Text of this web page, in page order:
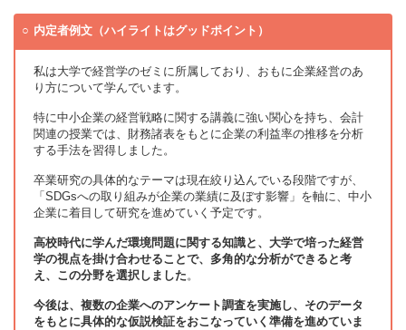
内定者例文（ハイライトはグッドポイント）
私は大学で経営学のゼミに所属しており、おもに企業経営のあ
り方について学んでいます。
特に中小企業の経営戦略に関する講義に強い関心を持ち、会計
関連の授業では、財務諸表をもとに企業の利益率の推移を分析
する手法を習得しました。
卒業研究の具体的なテーマは現在絞り込んでいる段階ですが、
「SDGsへの取り組みが企業の業績に及ぼす影響」を軸に、中小
企業に着目して研究を進めていく予定です。
高校時代に学んだ環境問題に関する知識と、大学で培った経営
学の視点を掛け合わせることで、多角的な分析ができると考
え、この分野を選択しました。
今後は、複数の企業へのアンケート調査を実施し、そのデータ
をもとに具体的な仮説検証をおこなっていく準備を進めていま